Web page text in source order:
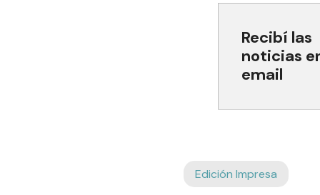
Recibí las
noticias
email
Edición Impresa